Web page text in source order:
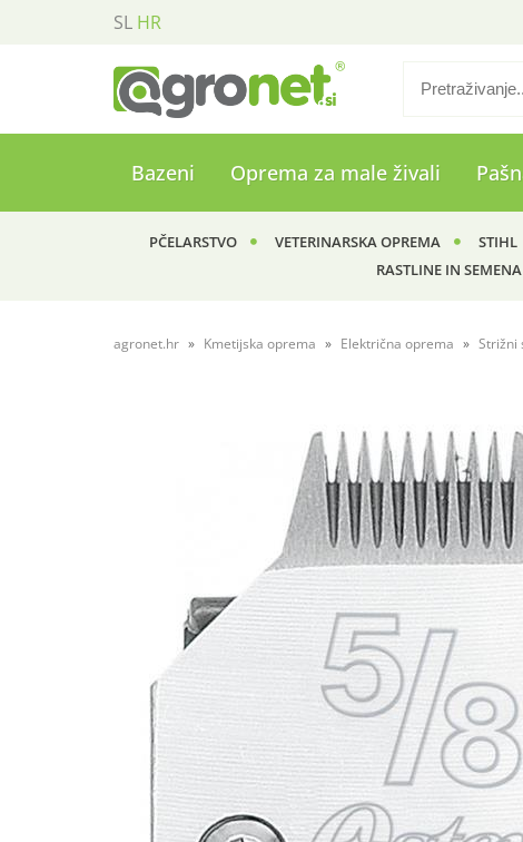
SL HR
Bazeni Oprema za male živali
PČELARSTVO VETERINARSKA OPREMA STIHL
RASTLINE IN SEMENA
agronet.hr Kmetijska oprema Električna oprema Strižni